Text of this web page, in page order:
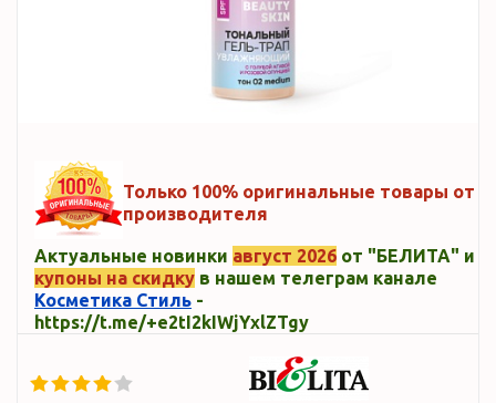
Только 100% оригинальные товары от
производителя
Актуальные новинки август 2026 от "БЕЛИТА" и
купоны на скидку в нашем телеграм канале
Косметика Стиль -
https://t.me/+e2tI2kIWjYxlZTgy